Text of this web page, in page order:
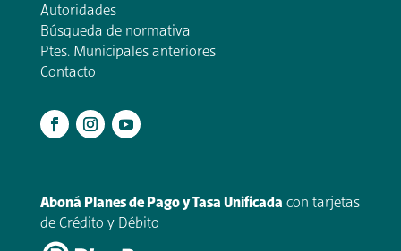
Autoridades
Búsqueda de normativa
Ptes. Municipales anteriores
Contacto
Aboná Planes de Pago y Tasa Unificada con tarjetas
de Crédito y Débito